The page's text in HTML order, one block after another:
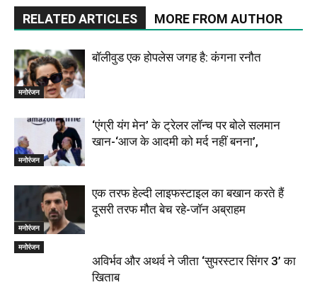
RELATED ARTICLES MORE FROM AUTHOR
मनोरंजन
बॉलीवुड एक होपलेस जगह है: कंंगना रनौत
मनोरंजन
‘एंग्री यंग मेन’ के ट्रेलर लॉन्च पर बोले सलमान
खान-‘आज के आदमी को मर्द नहीं बनना’,
मनोरंजन
एक तरफ हेल्दी लाइफस्टाइल का बखान करते हैं
दूसरी तरफ मौत बेच रहे-जॉन अब्राहम
मनोरंजन
अविर्भव और अथर्व ने जीता ‘सुपरस्टार सिंगर 3’ का
खिताब